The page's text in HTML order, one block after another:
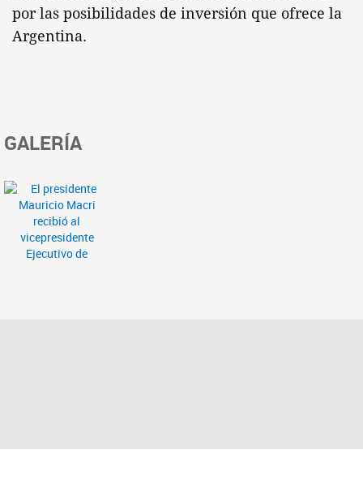
por las posibilidades de inversión que ofrece la
Argentina.
GALERÍA